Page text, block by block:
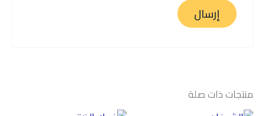
منتجات ذات صلة